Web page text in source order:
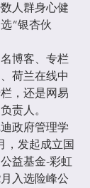
人群身心健
“银杏伙
博客、专栏
荷兰在线中
，还是网易
责人。
政府管理学
，发起成立国
益基金-彩虹
入选险峰公